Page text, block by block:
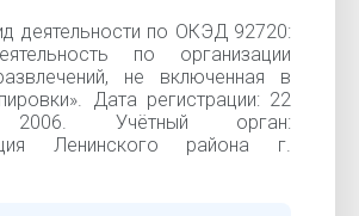
деятельности по ОКЭД 92720:
по организации
не включенная в
Дата регистрации: 22
2006. Учётный орган:
Ленинского района г.